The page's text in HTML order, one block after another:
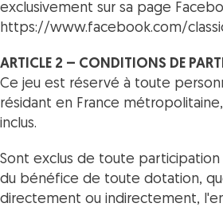
exclusivement sur sa page
https://www.facebook.com/
ARTICLE 2 – CONDITIONS DE
Ce jeu est réservé à toute
résidant en France
inclus.
Sont exclus de toute
du bénéfice de toute dotation,
directement ou indirectement,